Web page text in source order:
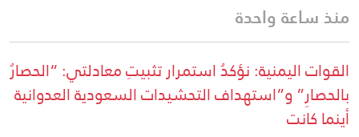
منذ ساعة واحدة
القوات اليمنية: نؤكدُ استمرار تثبيتِ معادلتي: “الحصارُ
بالحصارِ” و”استهداف التحشيدات السعودية العدوانية
أينما كانت